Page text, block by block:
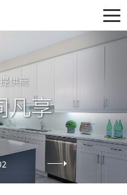
供商
享
执着追求
公司
供商
享
执着追求
公司